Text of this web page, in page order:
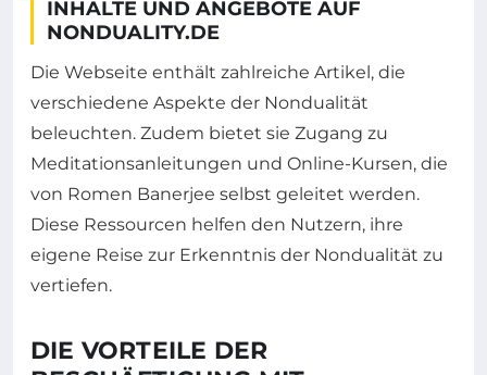
INHALTE UND ANGEBOTE AUF
NONDUALITY.DE
Die Webseite enthält zahlreiche Artikel, die
verschiedene Aspekte der Nondualität
beleuchten. Zudem bietet sie Zugang zu
Meditationsanleitungen und Online-Kursen, die
von Romen Banerjee selbst geleitet werden.
Diese Ressourcen helfen den Nutzern, ihre
eigene Reise zur Erkenntnis der Nondualität zu
vertiefen.
DIE VORTEILE DER